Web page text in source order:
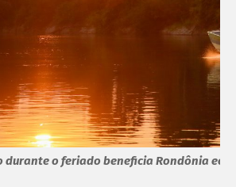
durante o feriado beneficia Rondônia